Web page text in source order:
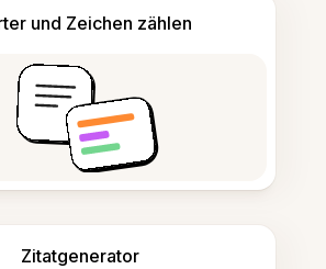
und Zeichen zählen
Zitatgenerator